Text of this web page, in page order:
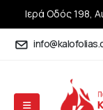
Ιερά Οδός 198,